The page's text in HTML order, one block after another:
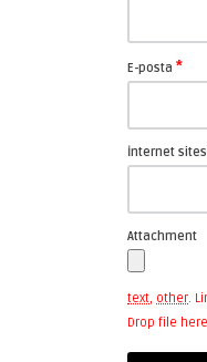
E-posta *
İnternet
Attachment
text, other.
Drop file here